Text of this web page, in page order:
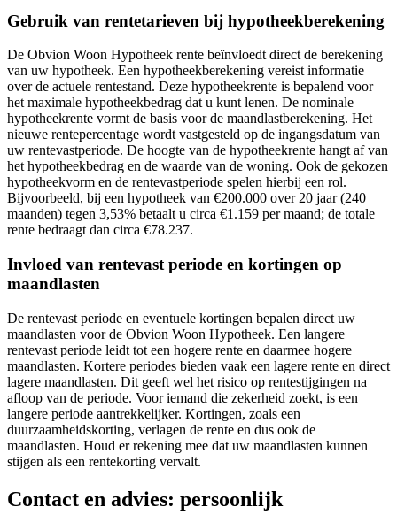
Gebruik van rentetarieven bij hypotheekberekening
De Obvion Woon Hypotheek rente beïnvloedt direct de berekening
van uw hypotheek. Een hypotheekberekening vereist informatie
over de actuele rentestand. Deze hypotheekrente is bepalend voor
het maximale hypotheekbedrag dat u kunt lenen. De nominale
hypotheekrente vormt de basis voor de maandlastberekening. Het
nieuwe rentepercentage wordt vastgesteld op de ingangsdatum van
uw rentevastperiode. De hoogte van de hypotheekrente hangt af van
het hypotheekbedrag en de waarde van de woning. Ook de gekozen
hypotheekvorm en de rentevastperiode spelen hierbij een rol.
Bijvoorbeeld, bij een hypotheek van €200.000 over 20 jaar (240
maanden) tegen 3,53% betaalt u circa €1.159 per maand; de totale
rente bedraagt dan circa €78.237.
Invloed van rentevast periode en kortingen op
maandlasten
De rentevast periode en eventuele kortingen bepalen direct uw
maandlasten voor de Obvion Woon Hypotheek. Een langere
rentevast periode leidt tot een hogere rente en daarmee hogere
maandlasten. Kortere periodes bieden vaak een lagere rente en direct
lagere maandlasten. Dit geeft wel het risico op rentestijgingen na
afloop van de periode. Voor iemand die zekerheid zoekt, is een
langere periode aantrekkelijker. Kortingen, zoals een
duurzaamheidskorting, verlagen de rente en dus ook de
maandlasten. Houd er rekening mee dat uw maandlasten kunnen
stijgen als een rentekorting vervalt.
Contact en advies: persoonlijk